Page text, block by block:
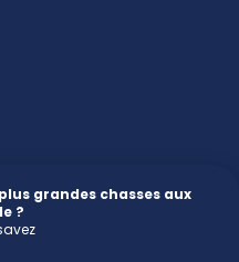
grandes chasses aux
?